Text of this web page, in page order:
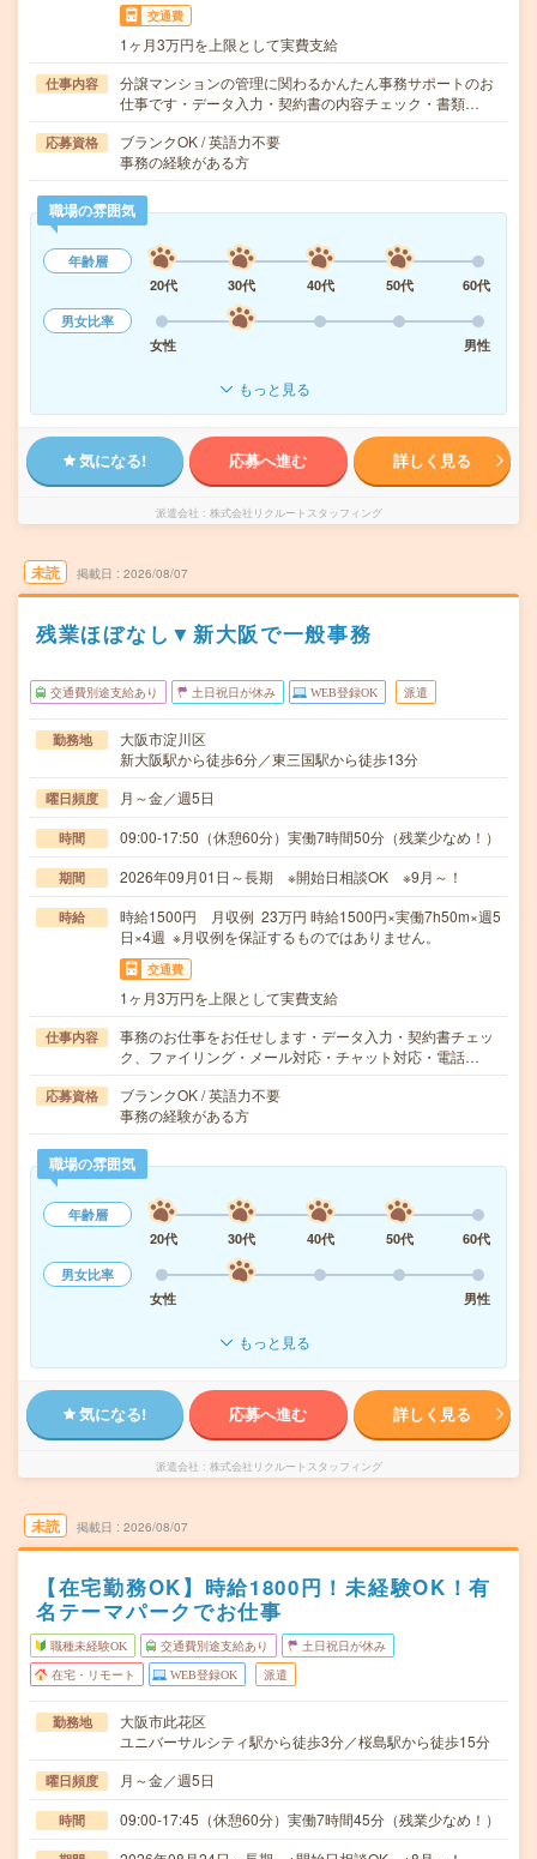
交通費
1ヶ月3万円を上限として実費支給
仕事内容
分譲マンションの管理に関わるかんたん事務サポートのお
仕事です・データ入力・契約書の内容チェック・書類…
応募資格
ブランクOK / 英語力不要
事務の経験がある方
職場の雰囲気
年齢層
20代
30代 40代 50代
60代
男女比率
女性
男性
もっと見る
気になる! 応募へ進む 詳しく見る
派遣会社 株式会社リクルートスタッフィング
未読 掲載日 2026/08/07
残業ほぼなし▼新大阪で一般事務
交通費別途支給あり 土日祝日が休み WEB登録OK 派遣
勤務地
大阪市淀川区
新大阪駅から徒歩6分／東三国駅から徒歩13分
曜日頻度 月～金／週5日
時間 09:00-17:50（休憩60分）実働7時間50分（残業少なめ！）
期間 2026年09月01日～長期 ※開始日相談OK ※9月～！
時給
時給1500円 月収例 23万円 時給1500円×実働7h50m×週5
日×4週 ※月収例を保証するものではありません。
交通費
1ヶ月3万円を上限として実費支給
仕事内容
事務のお仕事をお任せします・データ入力・契約書チェッ
ク、ファイリング・メール対応・チャット対応・電話…
応募資格
ブランクOK / 英語力不要
事務の経験がある方
職場の雰囲気
年齢層
20代
30代 40代 50代
60代
男女比率
女性
男性
もっと見る
気になる! 応募へ進む 詳しく見る
派遣会社 株式会社リクルートスタッフィング
未読 掲載日 2026/08/07
【在宅勤務OK】時給1800円！未経験OK！有
名テーマパークでお仕事
職種未経験OK 交通費別途支給あり 土日祝日が休み
在宅・リモート WEB登録OK 派遣
勤務地
大阪市此花区
ユニバーサルシティ駅から徒歩3分／桜島駅から徒歩15分
曜日頻度 月～金／週5日
時間 09:00-17:45（休憩60分）実働7時間45分（残業少なめ！）